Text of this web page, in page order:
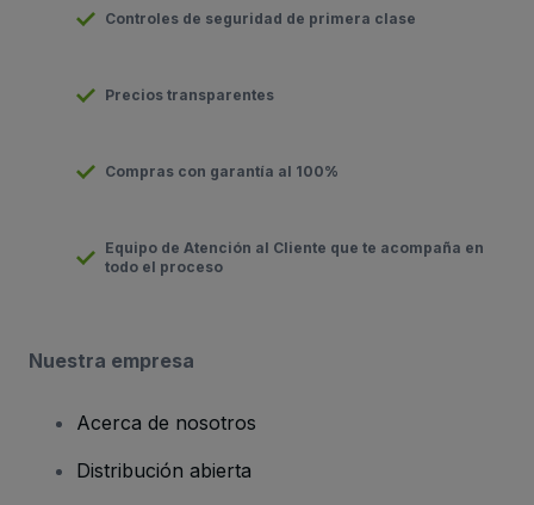
Controles de seguridad de primera clase
Precios transparentes
Compras con garantía al 100%
Equipo de Atención al Cliente que te acompaña en
todo el proceso
Nuestra empresa
Acerca de nosotros
Distribución abierta